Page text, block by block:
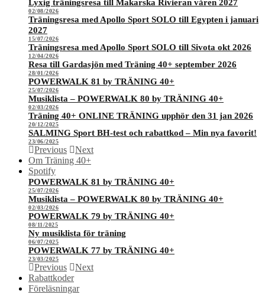
Lyxig träningsresa till Makarska Rivieran våren 2027
02/08/2026
Träningsresa med Apollo Sport SOLO till Egypten i januari
2027
15/07/2026
Träningsresa med Apollo Sport SOLO till Sivota okt 2026
12/04/2026
Resa till Gardasjön med Träning 40+ september 2026
28/01/2026
POWERWALK 81 by TRÄNING 40+
25/07/2026
Musiklista – POWERWALK 80 by TRÄNING 40+
02/03/2026
Träning 40+ ONLINE TRÄNING upphör den 31 jan 2026
20/12/2025
SALMING Sport BH-test och rabattkod – Min nya favorit!
23/06/2025
Previous
Next
Om Träning 40+
Spotify
POWERWALK 81 by TRÄNING 40+
25/07/2026
Musiklista – POWERWALK 80 by TRÄNING 40+
02/03/2026
POWERWALK 79 by TRÄNING 40+
08/11/2025
Ny musiklista för träning
06/07/2025
POWERWALK 77 by TRÄNING 40+
23/03/2025
Previous
Next
Rabattkoder
Föreläsningar